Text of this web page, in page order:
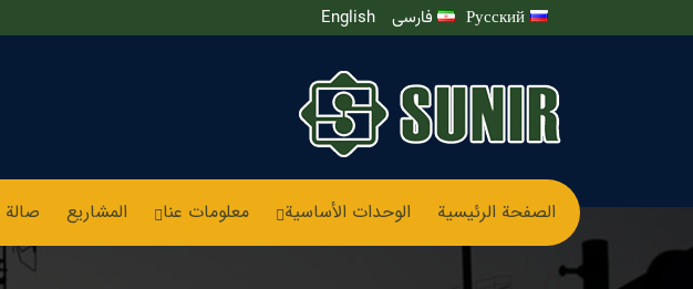
Русский فارسی English
الصفحة الرئيسية الوحدات الأساسیة معلومات عنا المشاريع